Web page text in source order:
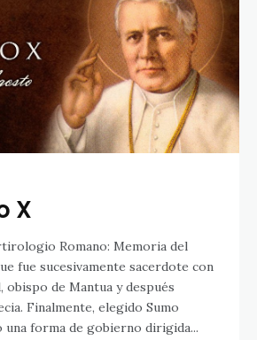
X
Romano: Memoria del
fue sucesivamente sacerdote con
de Mantua y después
Finalmente, elegido Sumo
forma de gobierno dirigida...